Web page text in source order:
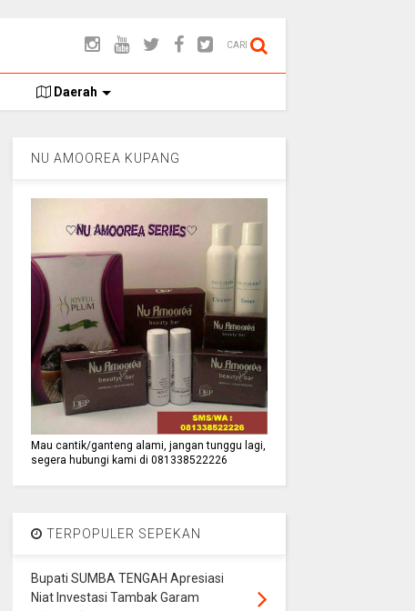
CARI
Daerah
NU AMOOREA KUPANG
Mau cantik/ganteng alami, jangan tunggu lagi,
segera hubungi kami di 081338522226
TERPOPULER SEPEKAN
Bupati SUMBA TENGAH Apresiasi
Niat Investasi Tambak Garam